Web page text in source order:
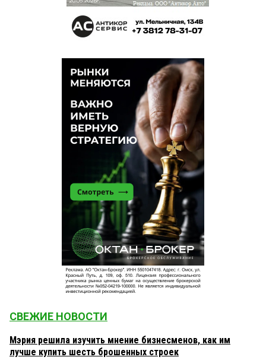
СВЕЖИЕ НОВОСТИ
Мэрия решила изучить мнение бизнесменов, как им
лучше купить шесть брошенных строек